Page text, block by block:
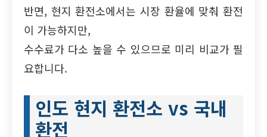
반면, 현지 환전소에서는 시장 환율에 맞춰 환전
이 가능하지만,
수수료가 다소 높을 수 있으므로 미리 비교가 필
요합니다.
인도 현지 환전소 vs 국내
환전